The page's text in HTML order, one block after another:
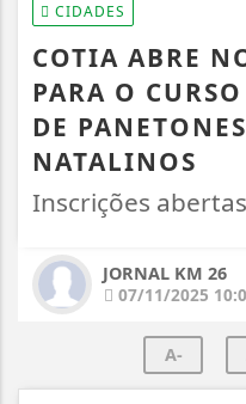
CIDADES
COTIA ABRE
PARA O
DE
NATALINOS
Inscrições abertas
JORNAL KM 26
07/11/2025
A-